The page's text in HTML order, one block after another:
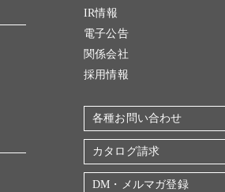
IR情報
電子公告
関係会社
採用情報
各種お問い合わせ
カタログ請求
DM・メルマガ登録